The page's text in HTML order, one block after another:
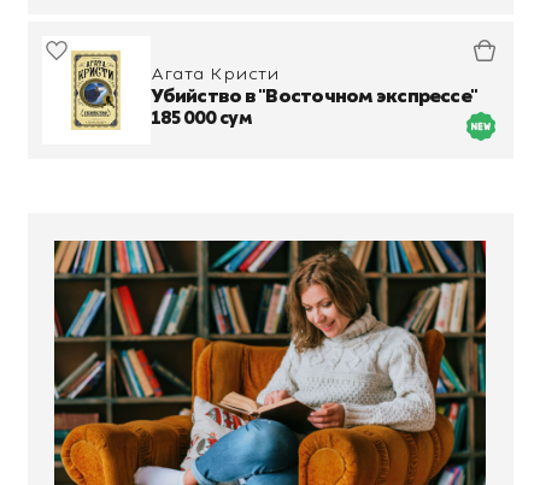
Агата Кристи
Убийство в "Восточном экспрессе"
185 000 сум